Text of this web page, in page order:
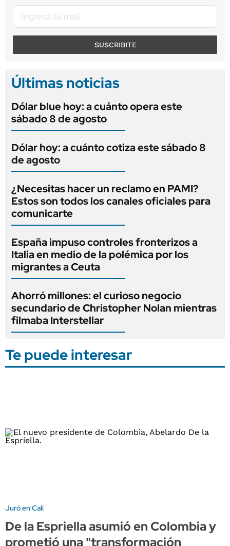
SUSCRIBITE
Últimas noticias
Dólar blue hoy: a cuánto opera este
sábado 8 de agosto
Dólar hoy: a cuánto cotiza este sábado 8
de agosto
¿Necesitas hacer un reclamo en PAMI?
Estos son todos los canales oficiales para
comunicarte
España impuso controles fronterizos a
Italia en medio de la polémica por los
migrantes a Ceuta
Ahorró millones: el curioso negocio
secundario de Christopher Nolan mientras
filmaba Interstellar
Te puede interesar
Juró en Cali
De la Espriella asumió en Colombia y
prometió una "transformación